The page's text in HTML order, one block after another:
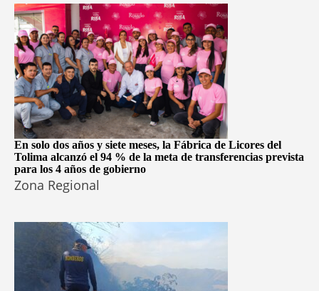
En solo dos años y siete meses, la Fábrica de Licores del
Tolima alcanzó el 94 % de la meta de transferencias prevista
para los 4 años de gobierno
Zona Regional